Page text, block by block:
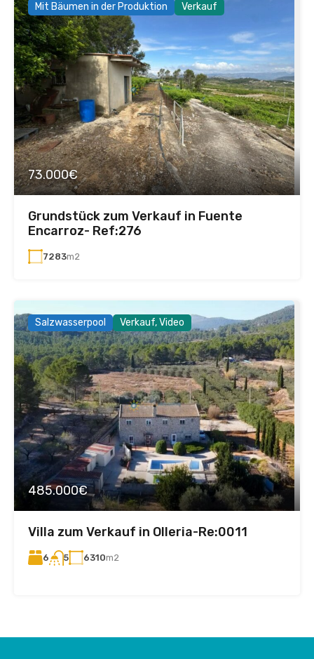
Mit Bäumen in der Produktion Verkauf
73.000€
Grundstück zum Verkauf in Fuente
Encarroz- Ref:276
7283m2
Salzwasserpool Verkauf, Video
485.000€
Villa zum Verkauf in Olleria-Re:0011
6 5 6310m2